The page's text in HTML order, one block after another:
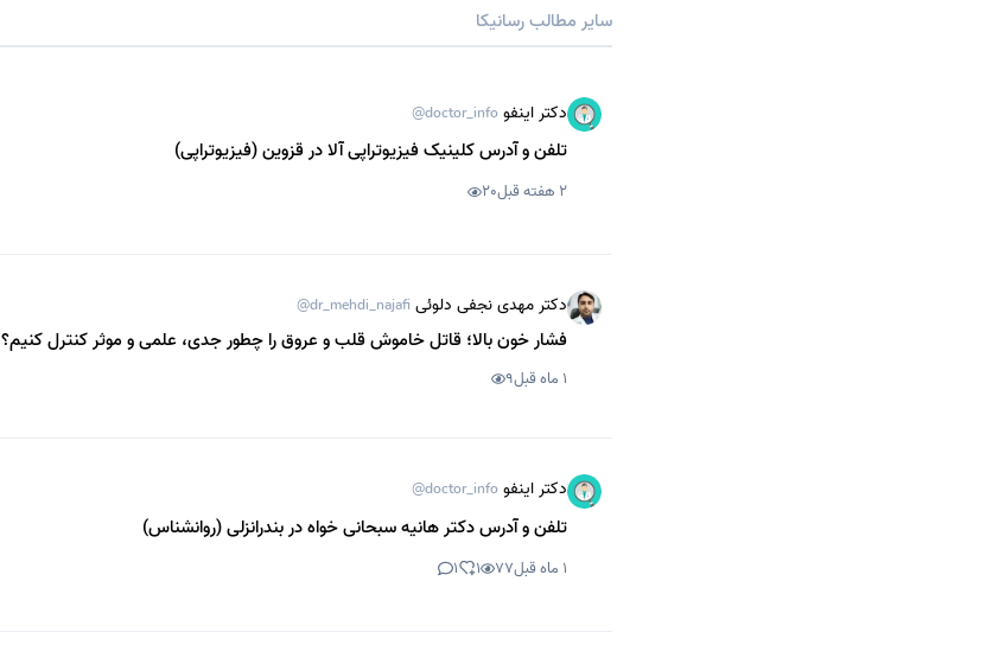
سایر مطالب رسانیکا
دکتر اینفو @doctor_info
تلفن و آدرس کلینیک فیزیوتراپی آلا در قزوین (فیزیوتراپی)
2 هفته قبل 20
دکتر مهدی نجفی دلوئی @dr_mehdi_najafi
فشار خون بالا؛ قاتل خاموش قلب و عروق را چطور جدی، علمی و موثر کنترل کنیم؟
1 ماه قبل 9
دکتر اینفو @doctor_info
تلفن و آدرس دکتر هانیه سبحانی خواه در بندرانزلی (روانشناس)
1 ماه قبل 77
1
1